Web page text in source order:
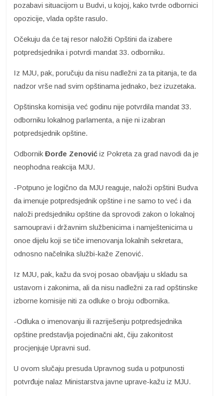
pozabavi situacijom u Budvi, u kojoj, kako tvrde odbornici
opozicije, vlada opšte rasulo.
Očekuju da će taj resor naložiti Opštini da izabere
potpredsjednika i potvrdi mandat 33. odborniku.
Iz MJU, pak, poručuju da nisu nadležni za ta pitanja, te da
nadzor vrše nad svim opštinama jednako, bez izuzetaka.
Opštinska komisija već godinu nije potvrdila mandat 33.
odborniku lokalnog parlamenta, a nije ni izabran
potpredsjednik opštine.
Odbornik Đorđe Zenović iz Pokreta za grad navodi da je
neophodna reakcija MJU.
-Potpuno je logično da MJU reaguje, naloži opštini Budva
da imenuje potpredsjednik opštine i ne samo to već i da
naloži predsjedniku opštine da sprovodi zakon o lokalnoj
samoupravi i državnim službenicima i namještenicima u
onoe dijelu koji se tiče imenovanja lokalnih sekretara,
odnosno načelnika službi-kaže Zenović.
Iz MJU, pak, kažu da svoj posao obavljaju u skladu sa
ustavom i zakonima, ali da nisu nadležni za rad opštinske
izborne komisije niti za odluke o broju odbornika.
-Odluka o imenovanju ili razriješenju potpredsjednika
opštine predstavlja pojedinačni akt, čiju zakonitost
procjenjuje Upravni sud.
U ovom slučaju presuda Upravnog suda u potpunosti
potvrđuje nalaz Ministarstva javne uprave-kažu iz MJU.